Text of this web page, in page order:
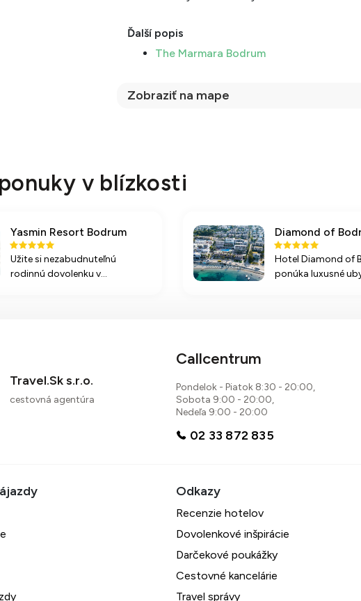
Ďalší popis
The Marmara Bodrum
Zobraziť na mape
v blízkosti
Yasmin Resort Bodrum
Užite si nezabudnuteľnú
rodinnú dovolenku v
Diamond of
Hotel Diamond of
ponúka luxusné
Travel.Sk s.r.o.
cestovná agentúra
Callcentrum
Pondelok - Piatok 8:30 - 20:00,
Sobota 9:00 - 20:00,
Nedeľa 9:00 - 20:00
02 33 872 835
Recenzie hotelov
Dovolenkové inšpirácie
Darčekové poukážky
Cestovné kancelárie
Travel správy